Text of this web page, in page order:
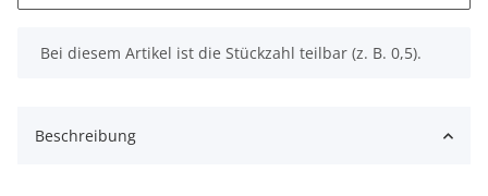
x
Bei diesem Artikel ist die Stückzahl teilbar (z. B. 0,5).
Beschreibung